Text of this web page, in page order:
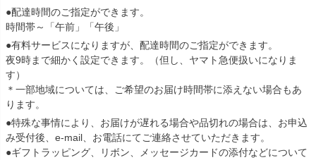
●配達時間のご指定ができます。
時間帯～「午前」「午後」
●有料サービスになりますが、配達時間のご指定ができます。
夜9時まで細かく設定できます。（但し、ヤマト急便扱いになりま
す）
＊一部地域については、ご希望のお届け時間帯に添えない場合もあ
ります。
●特殊な事情により、お届けが遅れる場合や品切れの場合は、お申込
み受付後、e-mail、お電話にてご連絡させていただきます。
●ギフトラッピング、リボン、メッセージカードの添付などについて